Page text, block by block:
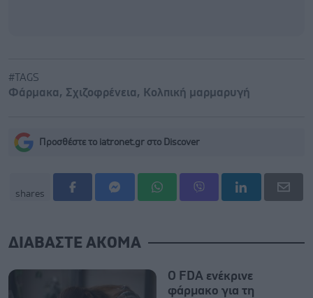
#TAGS
Φάρμακα, Σχιζοφρένεια, Κολπική μαρμαρυγή
Προσθέστε το iatronet.gr στο Discover
shares
ΔΙΑΒΑΣΤΕ ΑΚΟΜΑ
Ο FDA ενέκρινε
φάρμακο για τη